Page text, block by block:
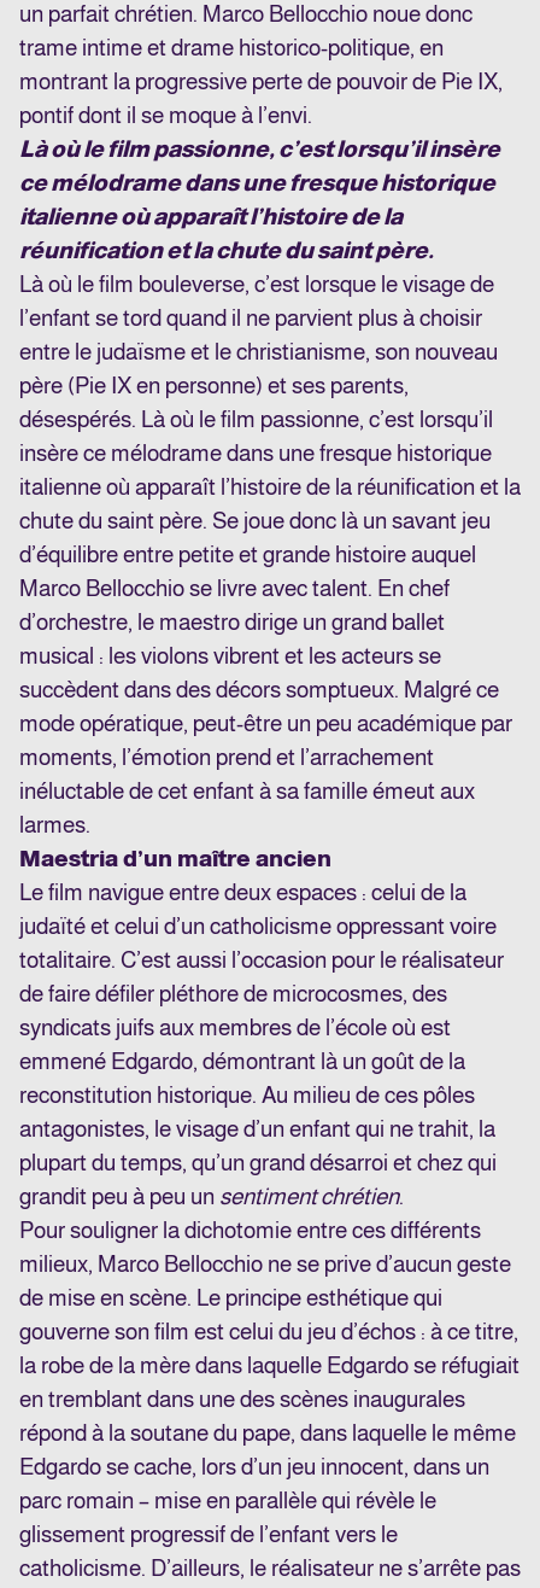
un parfait chrétien. Marco Bellocchio noue donc
trame intime et drame historico-politique, en
montrant la progressive perte de pouvoir de Pie IX,
pontif dont il se moque à l’envi.
Là où le film passionne, c’est lorsqu’il insère
ce mélodrame dans une fresque historique
italienne où apparaît l’histoire de la
réunification et la chute du saint père.
Là où le film bouleverse, c’est lorsque le visage de
l’enfant se tord quand il ne parvient plus à choisir
entre le judaïsme et le christianisme, son nouveau
père (Pie IX en personne) et ses parents,
désespérés. Là où le film passionne, c’est lorsqu’il
insère ce mélodrame dans une fresque historique
italienne où apparaît l’histoire de la réunification et la
chute du saint père. Se joue donc là un savant jeu
d’équilibre entre petite et grande histoire auquel
Marco Bellocchio se livre avec talent. En chef
d’orchestre, le maestro dirige un grand ballet
musical : les violons vibrent et les acteurs se
succèdent dans des décors somptueux. Malgré ce
mode opératique, peut-être un peu académique par
moments, l’émotion prend et l’arrachement
inéluctable de cet enfant à sa famille émeut aux
larmes.
Maestria d’un maître ancien
Le film navigue entre deux espaces : celui de la
judaïté et celui d’un catholicisme oppressant voire
totalitaire. C’est aussi l’occasion pour le réalisateur
de faire défiler pléthore de microcosmes, des
syndicats juifs aux membres de l’école où est
emmené Edgardo, démontrant là un goût de la
reconstitution historique. Au milieu de ces pôles
antagonistes, le visage d’un enfant qui ne trahit, la
plupart du temps, qu’un grand désarroi et chez qui
grandit peu à peu un sentiment chrétien.
Pour souligner la dichotomie entre ces différents
milieux, Marco Bellocchio ne se prive d’aucun geste
de mise en scène. Le principe esthétique qui
gouverne son film est celui du jeu d’échos : à ce titre,
la robe de la mère dans laquelle Edgardo se réfugiait
en tremblant dans une des scènes inaugurales
répond à la soutane du pape, dans laquelle le même
Edgardo se cache, lors d’un jeu innocent, dans un
parc romain – mise en parallèle qui révèle le
glissement progressif de l’enfant vers le
catholicisme. D’ailleurs, le réalisateur ne s’arrête pas